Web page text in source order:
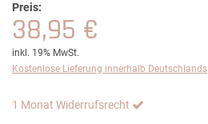
Preis:
38,95 €
inkl. 19% MwSt.
Kostenlose Lieferung innerhalb Deutschlands
1 Monat Widerrufsrecht